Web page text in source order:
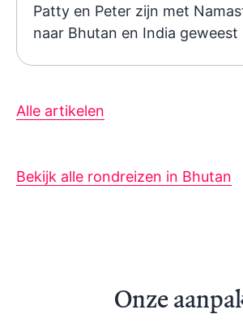
Patty en Peter zijn met
naar Bhutan en India geweest
Alle artikelen
Bekijk alle rondreizen in Bhutan
Onze